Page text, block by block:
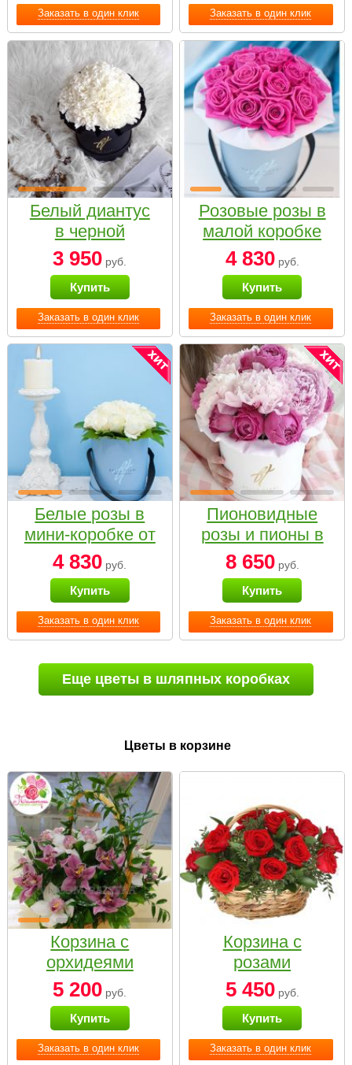
Заказать в один клик Заказать в один клик
Заказать в один клик
Белый диантус
в черной
коробке Small
3 950 руб.
Купить
Заказать в один клик
Розовые розы в
малой коробке
4 830руб.
Купить
Заказать в один клик
Белые розы в
мини-коробке от
Bella Fiori
4 830 руб.
Купить
Заказать в один клик
Пионовидные
розы и пионы в
белой коробке
Small
8 650руб.
Купить
Еще цветы в шляпных коробках
Цветы в корзине
Заказать в один клик
Корзина с
орхидеями
малая
5 200 руб.
Купить
Заказать в один клик
Корзина с
розами
«Красный
Париж»
5 450руб.
Купить